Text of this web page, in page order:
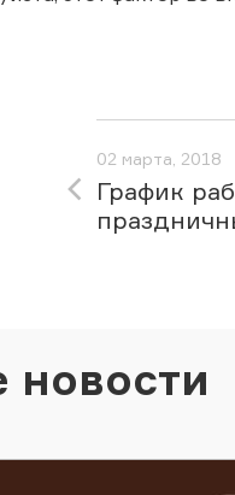
02 марта, 2018
График
новости